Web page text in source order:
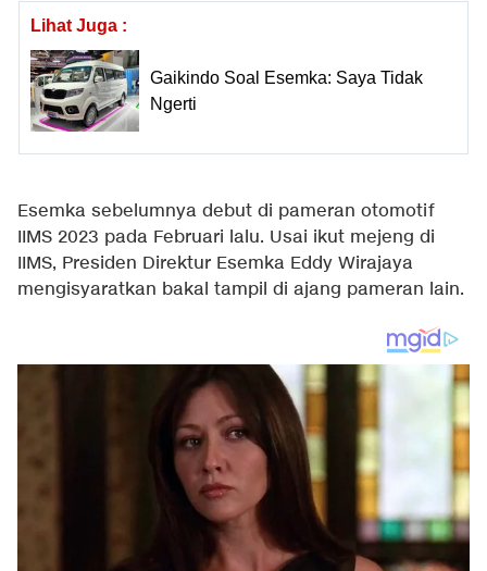
Lihat Juga :
Gaikindo Soal Esemka: Saya Tidak
Ngerti
Esemka sebelumnya debut di pameran otomotif
IIMS 2023 pada Februari lalu. Usai ikut mejeng di
IIMS, Presiden Direktur Esemka Eddy Wirajaya
mengisyaratkan bakal tampil di ajang pameran lain.